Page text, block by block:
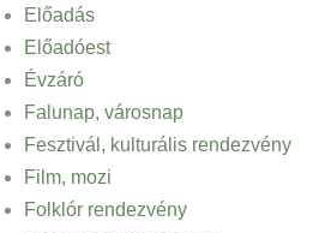
Előadás
Előadóest
Évzáró
Falunap, városnap
Fesztivál, kulturális rendezvény
Film, mozi
Folklór rendezvény